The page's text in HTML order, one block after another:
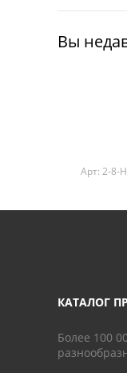
Вы
Арт: 2-8-H
КАТАЛОГ
Более 100